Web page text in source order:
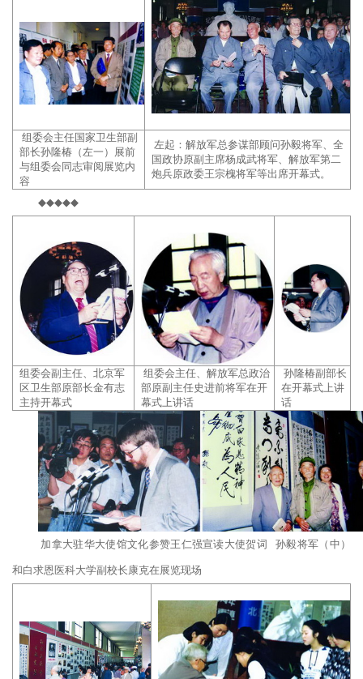
组委会主任国家卫生部副
部长孙隆椿（左一）展前
与组委会同志审阅展览内
容
左起：解放军总参谋部顾问孙毅将军、全
国政协原副主席杨成武将军、解放军第二
炮兵原政委王宗槐将军等出席开幕式。
◆◆◆◆◆
组委会副主任、北京军
区卫生部原部长金有志
主持开幕式
组委会主任、解放军总政治
部原副主任史进前将军在开
幕式上讲话
孙隆椿副部长
在开幕式上讲
话
加拿大驻华大使馆文化参赞王仁强宣读大使贺词 孙毅将军（中）
和白求恩医科大学副校长康克在展览现场